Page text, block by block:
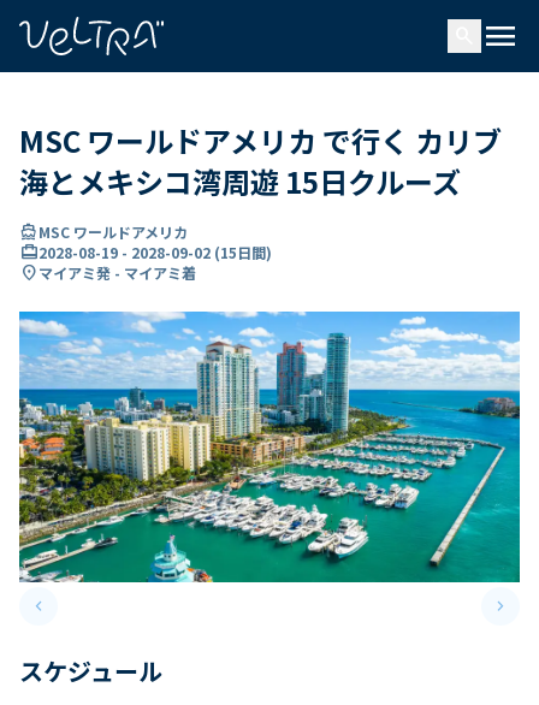
menu
MSC ワールドアメリカ で行く カリブ
海とメキシコ湾周遊 15日クルーズ
directions_boatMSC ワールドアメリカ
card_travel2028-08-19 - 2028-09-02 (15日間)
location_onマイアミ発 - マイアミ着
keyboard_arrow_leftPrevious slide keyboard_arrow_right
スケジュール